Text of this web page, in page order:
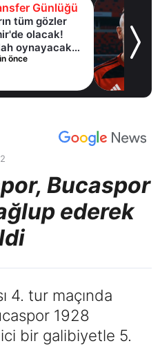
Günlüğü
tüm gözler
olacak!
oynayacak
önce
Bucaspor
ederek
4. tur maçında
1928
bir galibiyetle 5.